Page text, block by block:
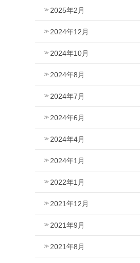
2025年2月
2024年12月
2024年10月
2024年8月
2024年7月
2024年6月
2024年4月
2024年1月
2022年1月
2021年12月
2021年9月
2021年8月